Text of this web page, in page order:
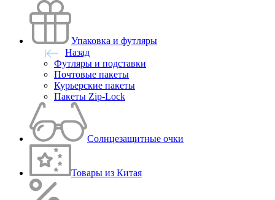
Упаковка и футляры
Назад
Футляры и подставки
Почтовые пакеты
Курьерские пакеты
Пакеты Zip-Lock
Солнцезащитные очки
Товары из Китая